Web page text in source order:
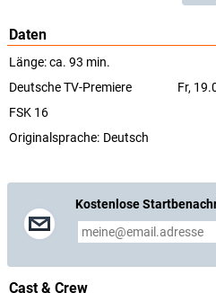
Daten
Länge: ca. 93 min.
Deutsche TV-Premiere
Fr,
FSK 16
Originalsprache: Deutsch
Kostenlose
Cast & Crew